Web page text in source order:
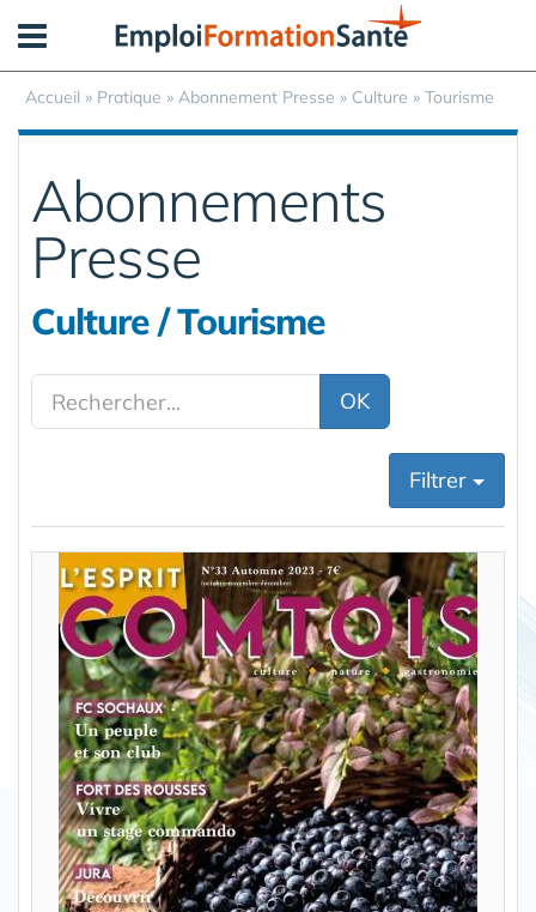
Accueil » Pratique » Abonnement Presse » Culture » Tourisme
Abonnements
Presse
Culture / Tourisme
OK
Filtrer